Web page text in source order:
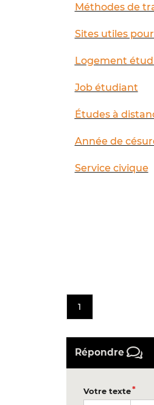
Méthodes de
Sites utiles
Logement
Job étudiant
Études à
Année de
Service civique
1
Répondre
Votre texte